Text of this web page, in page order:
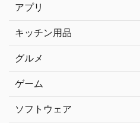
アプリ
キッチン用品
グルメ
ゲーム
ソフトウェア